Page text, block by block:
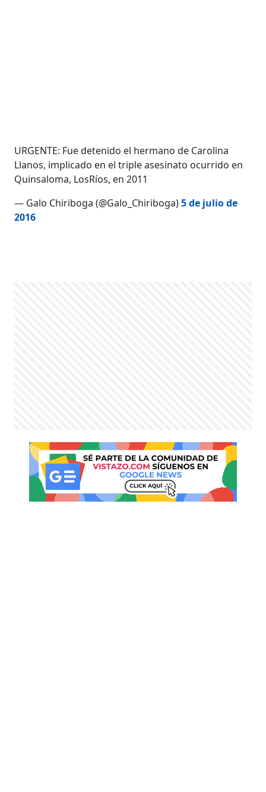
URGENTE: Fue detenido el hermano de Carolina
Llanos, implicado en el triple asesinato ocurrido en
Quinsaloma, LosRíos, en 2011
— Galo Chiriboga (@Galo_Chiriboga)5 de julio de
2016